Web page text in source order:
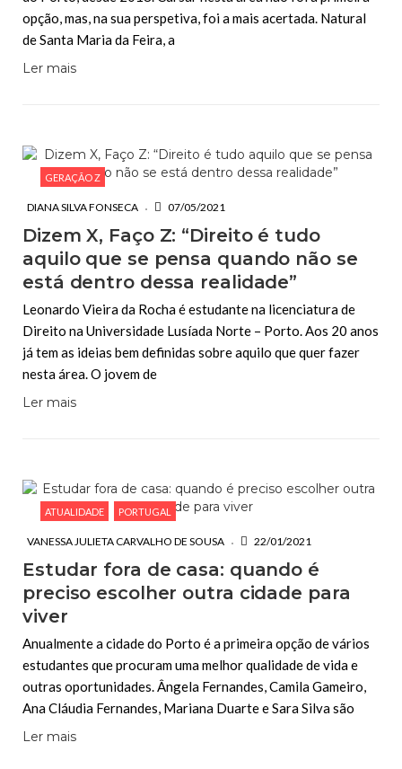
opção, mas, na sua perspetiva, foi a mais acertada. Natural
de Santa Maria da Feira, a
Ler mais
GERAÇÃO Z
DIANA SILVA FONSECA 07/05/2021
Dizem X, Faço Z: “Direito é tudo
aquilo que se pensa quando não se
está dentro dessa realidade”
Leonardo Vieira da Rocha é estudante na licenciatura de
Direito na Universidade Lusíada Norte – Porto. Aos 20 anos
já tem as ideias bem definidas sobre aquilo que quer fazer
nesta área. O jovem de
Ler mais
ATUALIDADE PORTUGAL
VANESSA JULIETA CARVALHO DE SOUSA 22/01/2021
Estudar fora de casa: quando é
preciso escolher outra cidade para
viver
Anualmente a cidade do Porto é a primeira opção de vários
estudantes que procuram uma melhor qualidade de vida e
outras oportunidades. Ângela Fernandes, Camila Gameiro,
Ana Cláudia Fernandes, Mariana Duarte e Sara Silva são
Ler mais